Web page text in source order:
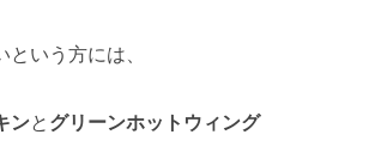
いう方には、
ンと グリーンホットウィング